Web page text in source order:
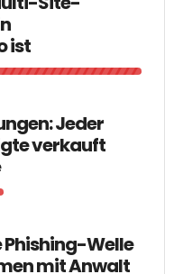
ist
Jeder
verkauft
Phishing-Welle
mit Anwalt